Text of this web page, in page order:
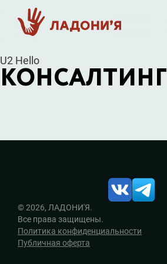
U2 Hello
КОНСАЛТИНГ
© 2026, ЛАДОНИ'Я.
Все права защищены.
Политика конфиденциальности
Публичная оферта